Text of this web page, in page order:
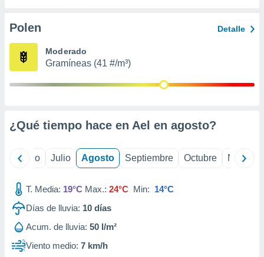
e
mediante
de
Polen Detalle
Moderado
Gramíneas (41 #/m³)
¿Qué tiempo hace en Ael en agosto?
Junio Julio Agosto Septiembre Octubre
T. Media: 19°C Max.: 24°C Min: 14°C
Días de lluvia: 10 días
Acum. de lluvia: 50 l/m²
Viento medio: 7 km/h